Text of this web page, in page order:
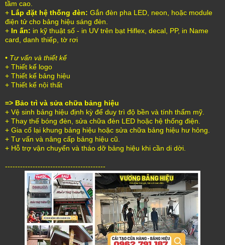
tầm cao.
+ Lắp đặt hệ thống đèn: Gắn đèn pha LED, neon, hoặc module
điện tử cho bảng hiệu sáng đèn.
+ In ấn: in kỹ thuật số - in UV trên bạt Hiflex, decal, PP, in Name
card, danh thiếp, tờ rơi
• Tư vấn và thiết kế
+ Thiết kế logo
+ Thiết kế bảng hiệu
+ Thiết kế nội thất
=> Bảo trì và sửa chữa bảng hiệu
+ Vệ sinh bảng hiệu định kỳ để duy trì độ bền và tính thẩm mỹ.
+ Thay thế bóng đèn, sửa chữa đèn LED hoặc hệ thống điện.
+ Gia cố lại khung bảng hiệu hoặc sửa chữa bảng hiệu hư hỏng.
+ Tư vấn và nâng cấp bảng hiệu cũ.
+ Hỗ trợ vận chuyển và tháo dỡ bảng hiệu khi cần di dời.
----------------------------------------